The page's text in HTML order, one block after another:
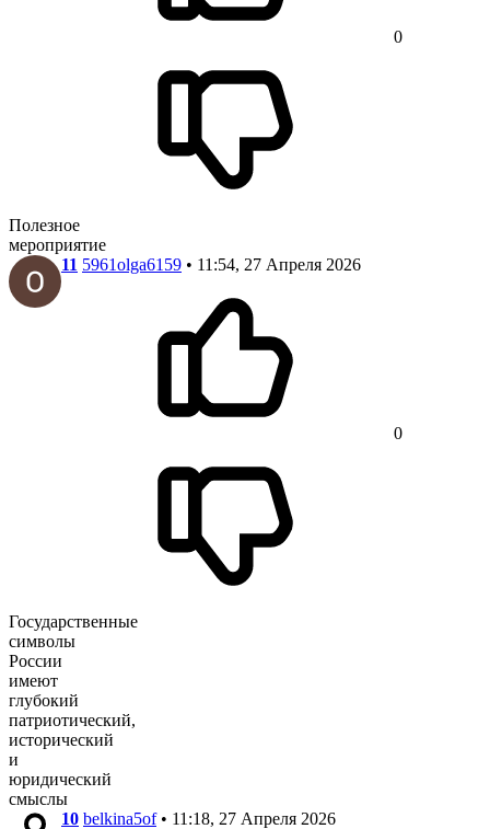
0
Полезное
мероприятие
11 5961olga6159 • 11:54, 27 Апреля 2026
0
Государственные
символы
России
имеют
глубокий
патриотический,
исторический
и
юридический
смыслы
10 belkina5of • 11:18, 27 Апреля 2026